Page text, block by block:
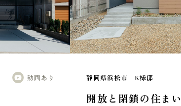
動画あり 静岡県浜松市 K様邸
開放と閉鎖の住まい